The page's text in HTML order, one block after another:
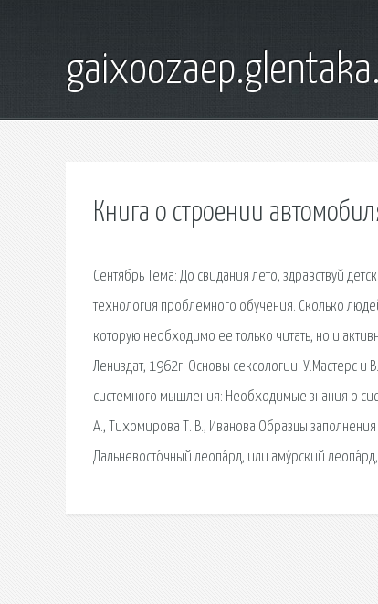
Книга о строении
Сентябрь Тема: До свидания лето, здравствуй
технология проблемного обучения. Сколько
которую необходимо ее только читать, но и
Лениздат, 1962г. Основы сексологии. У.Мастерс
системного мышления: Необходимые знания о
А., Тихомирова Т. В., Иванова Образцы
Дальневосто́чный леопа́рд, или аму́рский